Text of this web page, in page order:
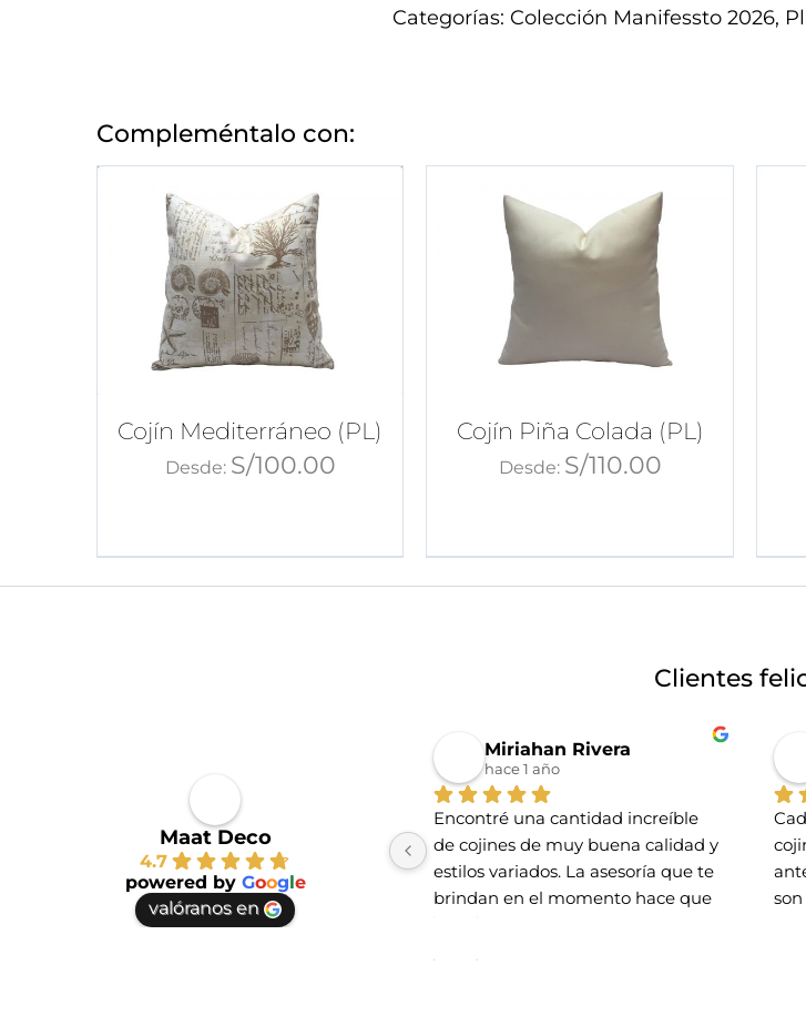
Categorías: Colección Manifessto 2026,
Compleméntalo con:
Cojín Mediterráneo (PL)
Desde: S/100.00
Cojín Piña Colada (PL)
Desde: S/110.00
Clientes
Maat Deco
4.7
powered by Google
valóranos en
Miriahan Rivera
hace 1 año
Encontré una cantidad increíble
de cojines de muy buena calidad y
estilos variados. La asesoría que te
brindan en el momento hace que